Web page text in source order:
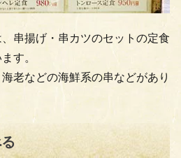
串揚げ・串カツのセットの定食
す。
老などの海鮮系の串などがあり